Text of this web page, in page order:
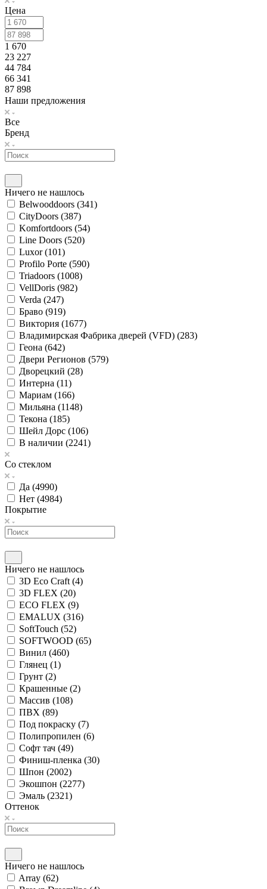
Цена
1 670
23 227
44 784
66 341
87 898
Наши предложения
Все
Бренд
Ничего не нашлось
Belwooddoors (341)
CityDoors (387)
Komfortdoors (54)
Line Doors (520)
Luxor (101)
Profilo Porte (590)
Triadoors (1008)
VellDoris (982)
Verda (247)
Браво (919)
Виктория (1677)
Владимирская Фабрика дверей (VFD) (283)
Геона (642)
Двери Регионов (579)
Дворецкий (28)
Интерна (11)
Мариам (166)
Мильяна (1148)
Текона (185)
Шейл Дорс (106)
В наличии (2241)
Со стеклом
Да (4990)
Нет (4984)
Покрытие
Ничего не нашлось
3D Eco Craft (4)
3D FLEX (20)
ECO FLEX (9)
EMALUX (316)
SoftTouch (52)
SOFTWOOD (65)
Винил (460)
Глянец (1)
Грунт (2)
Крашенные (2)
Массив (108)
ПВХ (89)
Под покраску (7)
Полипропилен (6)
Софт тач (49)
Финиш-пленка (30)
Шпон (2002)
Экошпон (2277)
Эмаль (2321)
Оттенок
Ничего не нашлось
Array (62)